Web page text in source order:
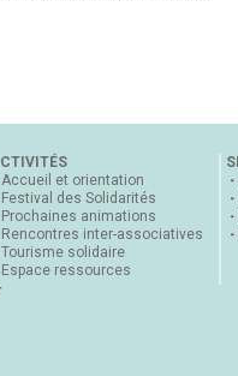
Accueil et orientation
Festival des Solidarités
Prochaines animations
Rencontres inter-associatives
Tourisme solidaire
Espace ressources